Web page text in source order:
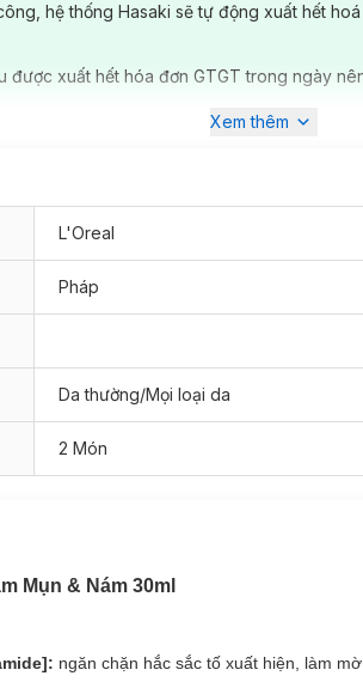
hệ thống Hasaki sẽ tự động xuất hết
được xuất hết hóa đơn GTGT trong ngày
Xem thêm
L'Oreal
Pháp
Da thường/Mọi loại da
2 Món
Mụn & Nám 30ml
ngăn chặn hắc sắc tố xuất hiện, làm mờ